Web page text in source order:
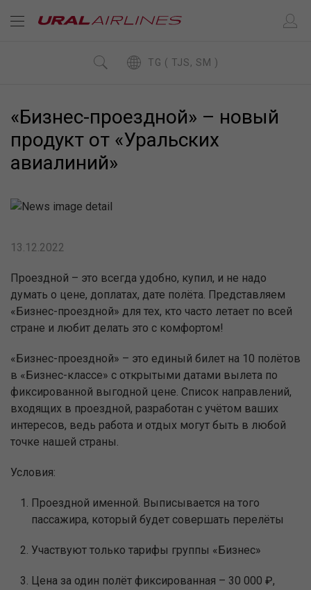
TG ( TJS, SM )
«Бизнес-проездной» – новый
продукт от «Уральских
авиалиний»
13.12.2022
Проездной – это всегда удобно, купил, и не надо
думать о цене, доплатах, дате полёта. Представляем
«Бизнес-проездной» для тех, кто часто летает по всей
стране и любит делать это с комфортом!
«Бизнес-проездной» – это единый билет на 10 полётов
в «Бизнес-классе» с открытыми датами вылета по
фиксированной выгодной цене. Список направлений,
входящих в проездной, разработан с учётом ваших
интересов, ведь работа и отдых могут быть в любой
точке нашей страны.
Условия:
Проездной именной. Выписывается на того
пассажира, который будет совершать перелёты
Участвуют только тарифы группы «Бизнес»
Цена за один полёт фиксированная – 30 000 ₽,